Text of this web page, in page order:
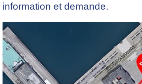
information et demande.